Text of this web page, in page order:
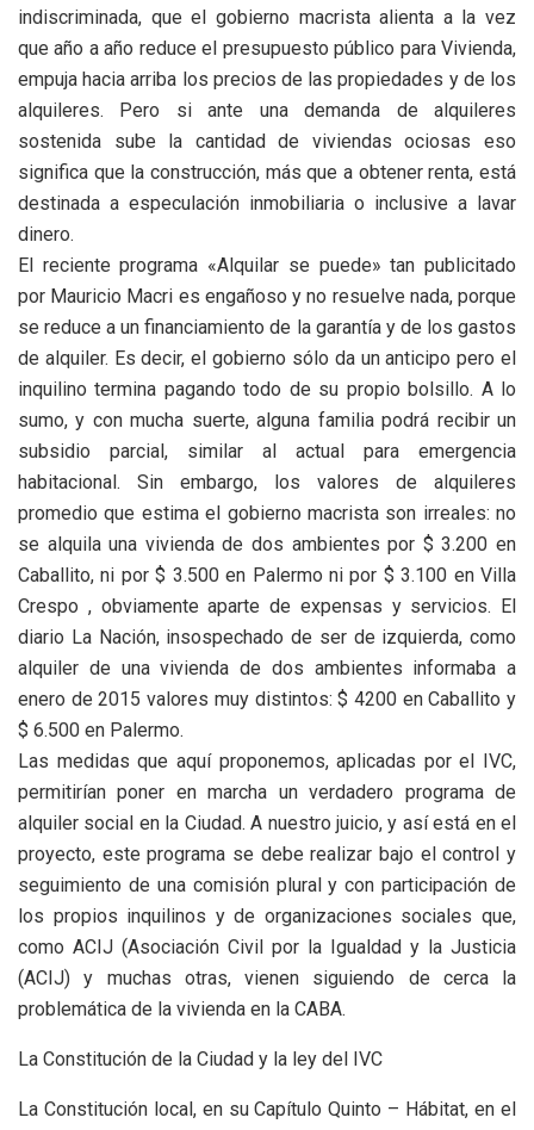
indiscriminada, que el gobierno macrista alienta a la vez
que año a año reduce el presupuesto público para Vivienda,
empuja hacia arriba los precios de las propiedades y de los
alquileres. Pero si ante una demanda de alquileres
sostenida sube la cantidad de viviendas ociosas eso
significa que la construcción, más que a obtener renta, está
destinada a especulación inmobiliaria o inclusive a lavar
dinero.
El reciente programa «Alquilar se puede» tan publicitado
por Mauricio Macri es engañoso y no resuelve nada, porque
se reduce a un financiamiento de la garantía y de los gastos
de alquiler. Es decir, el gobierno sólo da un anticipo pero el
inquilino termina pagando todo de su propio bolsillo. A lo
sumo, y con mucha suerte, alguna familia podrá recibir un
subsidio parcial, similar al actual para emergencia
habitacional. Sin embargo, los valores de alquileres
promedio que estima el gobierno macrista son irreales: no
se alquila una vivienda de dos ambientes por $ 3.200 en
Caballito, ni por $ 3.500 en Palermo ni por $ 3.100 en Villa
Crespo , obviamente aparte de expensas y servicios. El
diario La Nación, insospechado de ser de izquierda, como
alquiler de una vivienda de dos ambientes informaba a
enero de 2015 valores muy distintos: $ 4200 en Caballito y
$ 6.500 en Palermo.
Las medidas que aquí proponemos, aplicadas por el IVC,
permitirían poner en marcha un verdadero programa de
alquiler social en la Ciudad. A nuestro juicio, y así está en el
proyecto, este programa se debe realizar bajo el control y
seguimiento de una comisión plural y con participación de
los propios inquilinos y de organizaciones sociales que,
como ACIJ (Asociación Civil por la Igualdad y la Justicia
(ACIJ) y muchas otras, vienen siguiendo de cerca la
problemática de la vivienda en la CABA.
La Constitución de la Ciudad y la ley del IVC
La Constitución local, en su Capítulo Quinto – Hábitat, en el